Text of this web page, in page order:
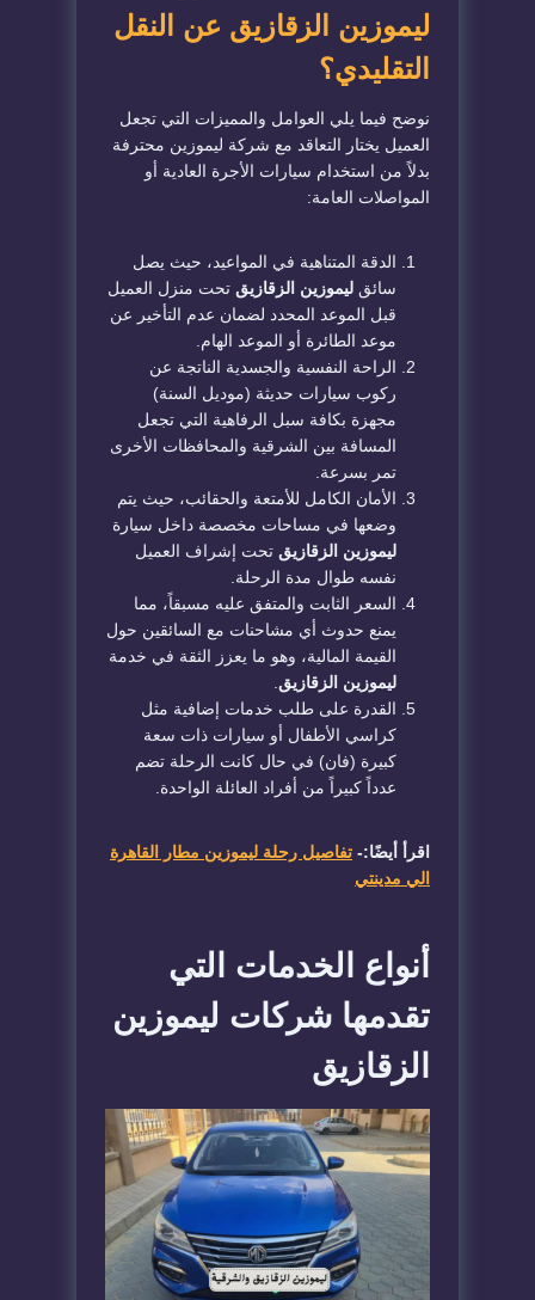
ليموزين الزقازيق عن النقل
التقليدي؟
​نوضح فيما يلي العوامل والمميزات التي تجعل
العميل يختار التعاقد مع شركة ليموزين محترفة
بدلاً من استخدام سيارات الأجرة العادية أو
المواصلات العامة:
​الدقة المتناهية في المواعيد، حيث يصل
سائق ليموزين الزقازيق تحت منزل العميل
قبل الموعد المحدد لضمان عدم التأخير عن
موعد الطائرة أو الموعد الهام.
​الراحة النفسية والجسدية الناتجة عن
ركوب سيارات حديثة (موديل السنة)
مجهزة بكافة سبل الرفاهية التي تجعل
المسافة بين الشرقية والمحافظات الأخرى
تمر بسرعة.
​الأمان الكامل للأمتعة والحقائب، حيث يتم
وضعها في مساحات مخصصة داخل سيارة
ليموزين الزقازيق تحت إشراف العميل
نفسه طوال مدة الرحلة.
​السعر الثابت والمتفق عليه مسبقاً، مما
يمنع حدوث أي مشاحنات مع السائقين حول
القيمة المالية، وهو ما يعزز الثقة في خدمة
ليموزين الزقازيق
​القدرة على طلب خدمات إضافية مثل
كراسي الأطفال أو سيارات ذات سعة
كبيرة (فان) في حال كانت الرحلة تضم
عدداً كبيراً من أفراد العائلة الواحدة.
اقرأ أيضًا:- تفاصيل رحلة ليموزين مطار القاهرة
الي مدينتي
​أنواع الخدمات التي
تقدمها شركات ليموزين
الزقازيق